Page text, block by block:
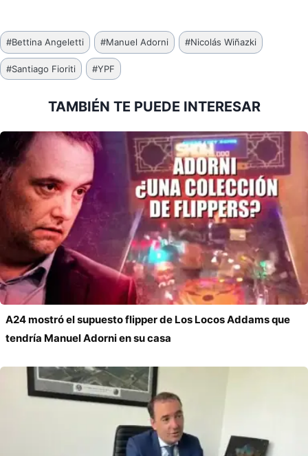
Etiquetas
de
la
#Bettina Angeletti #Manuel Adorni #Nicolás Wiñazki
#Santiago Fioriti #YPF
TAMBIÉN TE PUEDE INTERESAR
A24 mostró el supuesto flipper de Los Locos Addams que
tendría Manuel Adorni en su casa